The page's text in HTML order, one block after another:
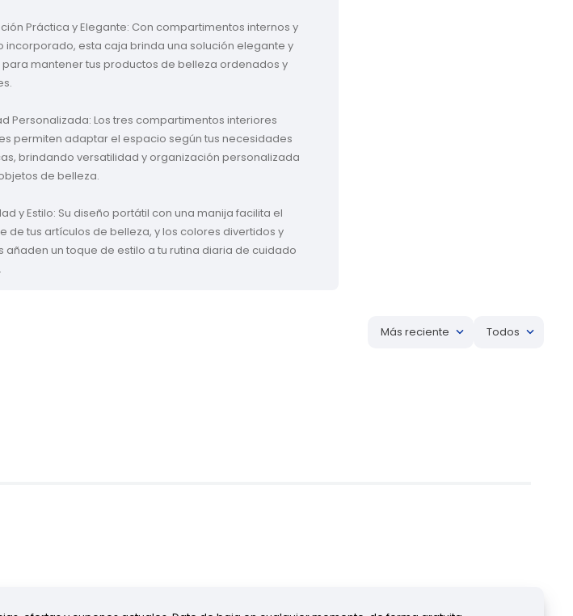
Práctica y Elegante: Con compartimentos internos y
incorporado, esta caja brinda una solución elegante y
mantener tus productos de belleza ordenados y
Personalizada: Los tres compartimentos interiores
permiten adaptar el espacio según tus necesidades
brindando versatilidad y organización personalizada
de belleza.
y Estilo: Su diseño portátil con una manija facilita el
de tus artículos de belleza, y los colores divertidos y
añaden un toque de estilo a tu rutina diaria de cuidado
Más reciente Todos